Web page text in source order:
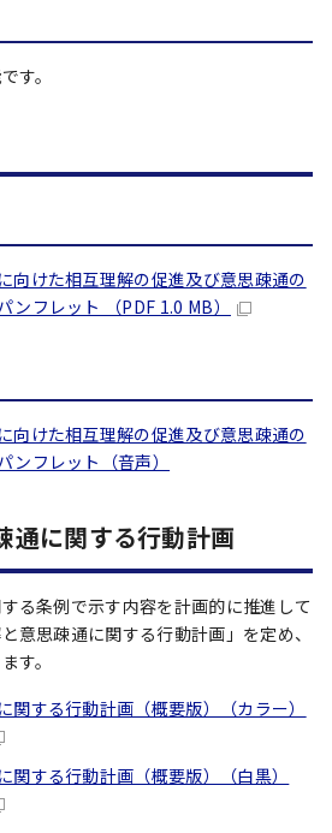
す。
向けた相互理解の促進及び意思疎通の
ンフレット （PDF 1.0 MB）
向けた相互理解の促進及び意思疎通の
ンフレット（音声）
通に関する行動計画
る条例で示す内容を計画的に推進して
意思疎通に関する行動計画」を定め、
す。
関する行動計画（概要版）（カラー）
関する行動計画（概要版）（白黒）